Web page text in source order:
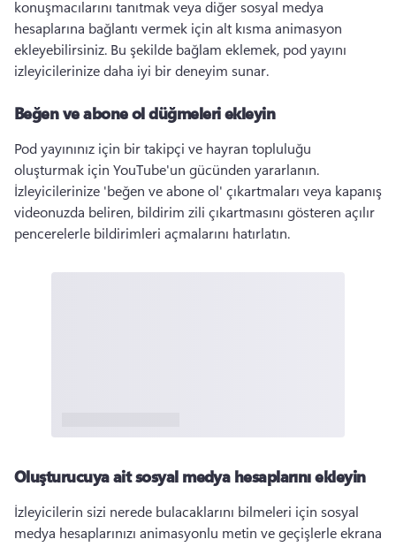
konuşmacılarını tanıtmak veya diğer sosyal medya
hesaplarına bağlantı vermek için alt kısma animasyon
ekleyebilirsiniz. Bu şekilde bağlam eklemek, pod yayını
izleyicilerinize daha iyi bir deneyim sunar.
Beğen ve abone ol düğmeleri ekleyin
Pod yayınınız için bir takipçi ve hayran topluluğu
İzleyicilerinize 'beğen ve abone ol' çıkartmaları veya kapanış
videonuzda beliren, bildirim zili çıkartmasını gösteren açılır
pencerelerle bildirimleri açmalarını hatırlatın.
Oluşturucuya ait sosyal medya hesaplarını ekleyin
İzleyicilerin sizi nerede bulacaklarını bilmeleri için sosyal
medya hesaplarınızı animasyonlu metin ve geçişlerle ekrana